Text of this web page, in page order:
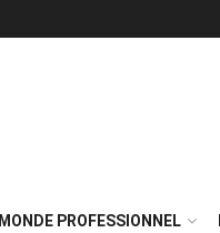
MONDE PROFESSIONNEL